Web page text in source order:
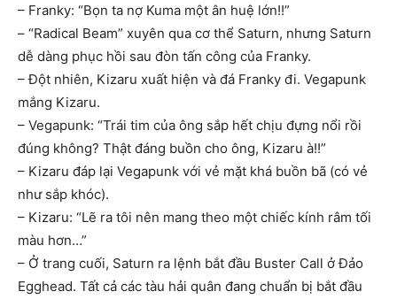
– Franky: “Bọn ta nợ Kuma một ân huệ lớn!!”
– “Radical Beam” xuyên qua cơ thể Saturn, nhưng Saturn
dễ dàng phục hồi sau đòn tấn công của Franky.
– Đột nhiên, Kizaru xuất hiện và đá Franky đi. Vegapunk
mắng Kizaru.
– Vegapunk: “Trái tim của ông sắp hết chịu đựng nổi rồi
đúng không? Thật đáng buồn cho ông, Kizaru à!!”
– Kizaru đáp lại Vegapunk với vẻ mặt khá buồn bã (có vẻ
như sắp khóc).
– Kizaru: “Lẽ ra tôi nên mang theo một chiếc kính râm tối
màu hơn…”
– Ở trang cuối, Saturn ra lệnh bắt đầu Buster Call ở Đảo
Egghead. Tất cả các tàu hải quân đang chuẩn bị bắt đầu